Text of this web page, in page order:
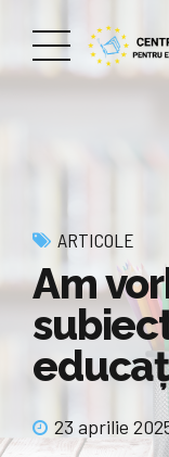
ARTICOLE
Am
23 aprilie